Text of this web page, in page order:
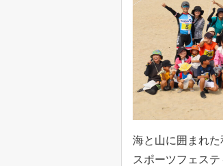
海と山に囲まれ
スポーツフェス